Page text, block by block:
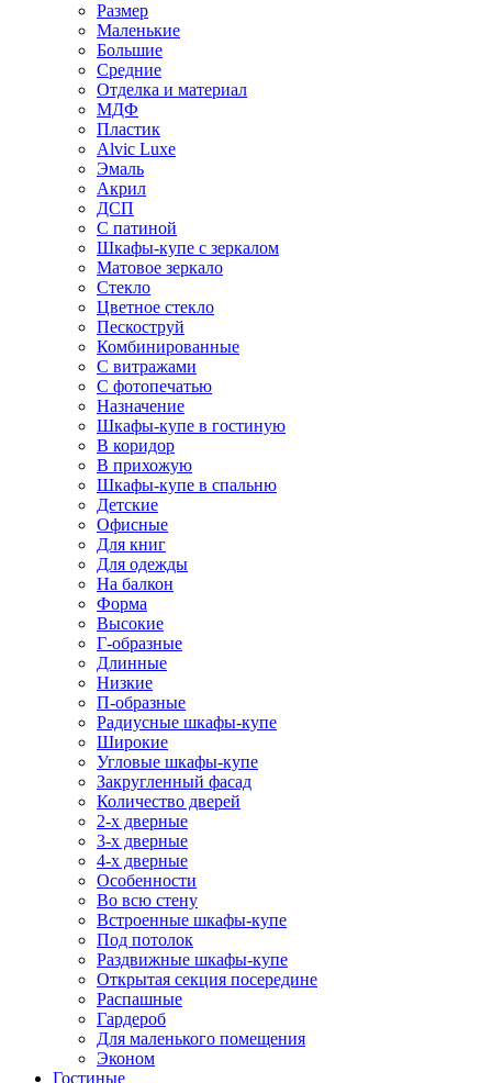
Размер
Маленькие
Большие
Средние
Отделка и материал
МДФ
Пластик
Alvic Luxe
Эмаль
Акрил
ДСП
С патиной
Шкафы-купе с зеркалом
Матовое зеркало
Стекло
Цветное стекло
Пескоструй
Комбинированные
С витражами
С фотопечатью
Назначение
Шкафы-купе в гостиную
В коридор
В прихожую
Шкафы-купе в спальню
Детские
Офисные
Для книг
Для одежды
На балкон
Форма
Высокие
Г-образные
Длинные
Низкие
П-образные
Радиусные шкафы-купе
Широкие
Угловые шкафы-купе
Закругленный фасад
Количество дверей
2-х дверные
3-х дверные
4-х дверные
Особенности
Во всю стену
Встроенные шкафы-купе
Под потолок
Раздвижные шкафы-купе
Открытая секция посередине
Распашные
Гардероб
Для маленького помещения
Эконом
Гостиные